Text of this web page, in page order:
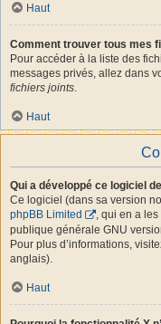
Haut
Comment trouver tous mes
Pour accéder à la liste des
messages privés, allez dans
fichiers joints.
Haut
Qui a développé ce logiciel
Ce logiciel (dans sa version
phpBB Limited
, qui en a
publique générale GNU
Pour plus d’informations,
anglais).
Haut